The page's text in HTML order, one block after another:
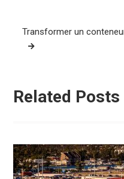
Transformer un
Related Posts